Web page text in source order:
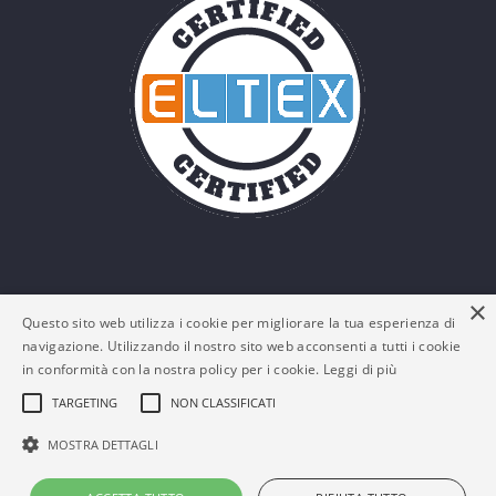
© Eltex Srl - P. IVA: 03161180132 -
×
Questo sito web utilizza i cookie per migliorare la tua esperienza di
navigazione. Utilizzando il nostro sito web acconsenti a tutti i cookie
in conformità con la nostra policy per i cookie. Leggi di più
TARGETING NON CLASSIFICATI
MOSTRA DETTAGLI